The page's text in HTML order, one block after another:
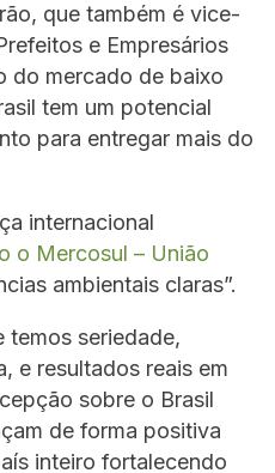
que também é vice-
e Empresários
do mercado de baixo
tem um potencial
para entregar mais do
internacional
o Mercosul – União
ambientais claras”.
temos seriedade,
e resultados reais em
sobre o Brasil
de forma positiva
inteiro fortalecendo